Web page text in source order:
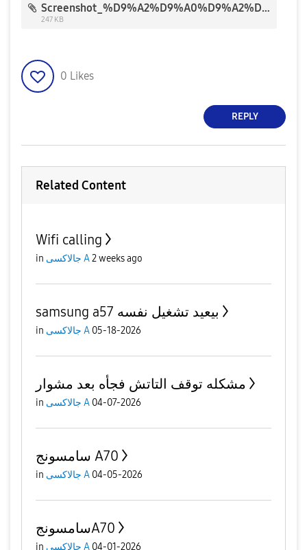
Screenshot_%D9%A2%D9%A0%D9%A2%D9%A0%D9%A0%D9%A5%D9%A1%D9%A2-%D9%A1%D9%A4%D9%A3%D9%A9%D9%A3%D9%A1_Software%20update.jpg
247 KB
0 Likes
REPLY
Related Content
Wifi calling
in جالاكسى A2 weeks ago
samsung a57 بيعيد تشغيل نفسه
in جالاكسى A 05-18-2026
مشكله توقف التاتش فجأه بعد مشوار
in جالاكسى A 04-07-2026
سامسونج A70
in جالاكسى A 04-05-2026
سامسونجA70
in جالاكسى A 04-01-2026